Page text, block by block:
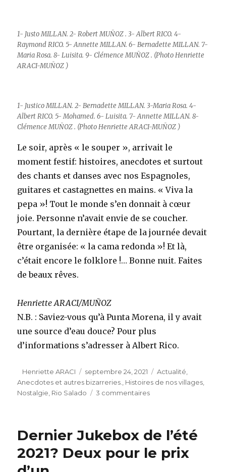
1- Justo MILLAN. 2- Robert MUÑOZ . 3- Albert RICO. 4-
Raymond RICO. 5- Annette MILLAN. 6- Bernadette MILLAN. 7-
Maria Rosa. 8- Luisita. 9- Clémence MUÑOZ . (PhotoHenriette
ARACI-MUÑOZ )
1- Justico MILLAN. 2- Bernadette MILLAN. 3-Maria Rosa. 4-
Albert RICO. 5- Mohamed. 6- Luisita. 7- Annette MILLAN. 8-
Clémence MUÑOZ . (PhotoHenriette ARACI-MUÑOZ )
Le soir, après « le souper », arrivait le
moment festif: histoires, anecdotes et surtout
des chants et danses avec nos Espagnoles,
guitares et castagnettes en mains. « Viva la
pepa »! Tout le monde s’en donnait à cœur
joie. Personne n’avait envie de se coucher.
Pourtant, la dernière étape de la journée devait
être organisée: « la cama redonda »! Et là,
c’était encore le folklore !… Bonne nuit. Faites
de beaux rêves.
Henriette ARACI/MUÑOZ
N.B. : Saviez-vous qu’à Punta Morena, il y avait
une source d’eau douce? Pour plus
d’informations s’adresser à Albert Rico.
Auteur
Henriette ARACI
Publié
le
septembre 24, 2021 Catégories
Actualité
Anecdotes et autres bizarreries.
Histoires de nos villages
Nostalgie Rio Salado 3 commentairessur
Punta
Dernier Jukebox de l’été
2021? Deux pour le prix